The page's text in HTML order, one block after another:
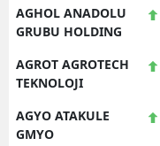
AGHOL ANADOLU
GRUBU HOLDING
AGROT AGROTECH
TEKNOLOJI
AGYO ATAKULE
GMYO